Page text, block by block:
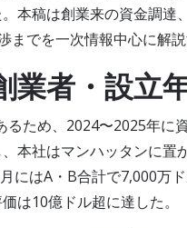
本稿は創業来の資金調
までを一次情報中心に解説
業者・設立
るため、2024〜2025年
本社はマンハッタンに
にはA・B合計で7,000万
は10億ドル超に達した。